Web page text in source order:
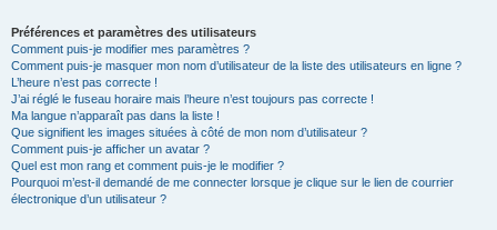
Préférences et paramètres des utilisateurs
Comment puis-je modifier mes paramètres ?
Comment puis-je masquer mon nom d’utilisateur de la liste des utilisateurs en ligne ?
L’heure n’est pas correcte !
J’ai réglé le fuseau horaire mais l’heure n’est toujours pas correcte !
Ma langue n’apparaît pas dans la liste !
Que signifient les images situées à côté de mon nom d’utilisateur ?
Comment puis-je afficher un avatar ?
Quel est mon rang et comment puis-je le modifier ?
Pourquoi m’est-il demandé de me connecter lorsque je clique sur le lien de courrier
électronique d’un utilisateur ?